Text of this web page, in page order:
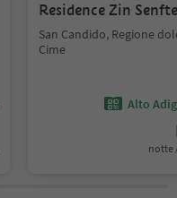
Residence Zin
San Candido, Regione
Cime
Alto
notte